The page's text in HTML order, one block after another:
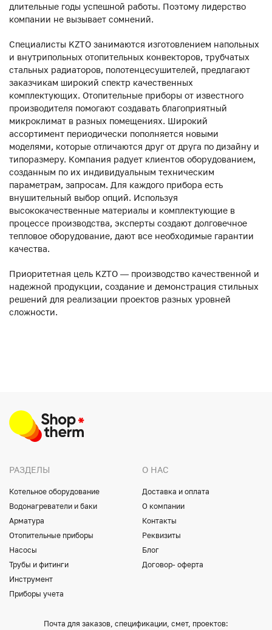
длительные годы успешной работы. Поэтому лидерство
компании не вызывает сомнений.
Специалисты KZTO занимаются изготовлением напольных
и внутрипольных отопительных конвекторов, трубчатых
стальных радиаторов, полотенцесушителей, предлагают
заказчикам широкий спектр качественных
комплектующих. Отопительные приборы от известного
производителя помогают создавать благоприятный
микроклимат в разных помещениях. Широкий
ассортимент периодически пополняется новыми
моделями, которые отличаются друг от друга по дизайну и
типоразмеру. Компания радует клиентов оборудованием,
созданным по их индивидуальным техническим
параметрам, запросам. Для каждого прибора есть
внушительный выбор опций. Используя
высококачественные материалы и комплектующие в
процессе производства, эксперты создают долговечное
тепловое оборудование, дают все необходимые гарантии
качества.
Приоритетная цель KZTO — производство качественной и
надежной продукции, создание и демонстрация стильных
решений для реализации проектов разных уровней
сложности.
РАЗДЕЛЫ
Котельное оборудование
Водонагреватели и баки
Арматура
Отопительные приборы
Насосы
Трубы и фитинги
Инструмент
Приборы учета
О НАС
Доставка и оплата
О компании
Контакты
Реквизиты
Блог
Договор- оферта
Почта для заказов, спецификации, смет, проектов: